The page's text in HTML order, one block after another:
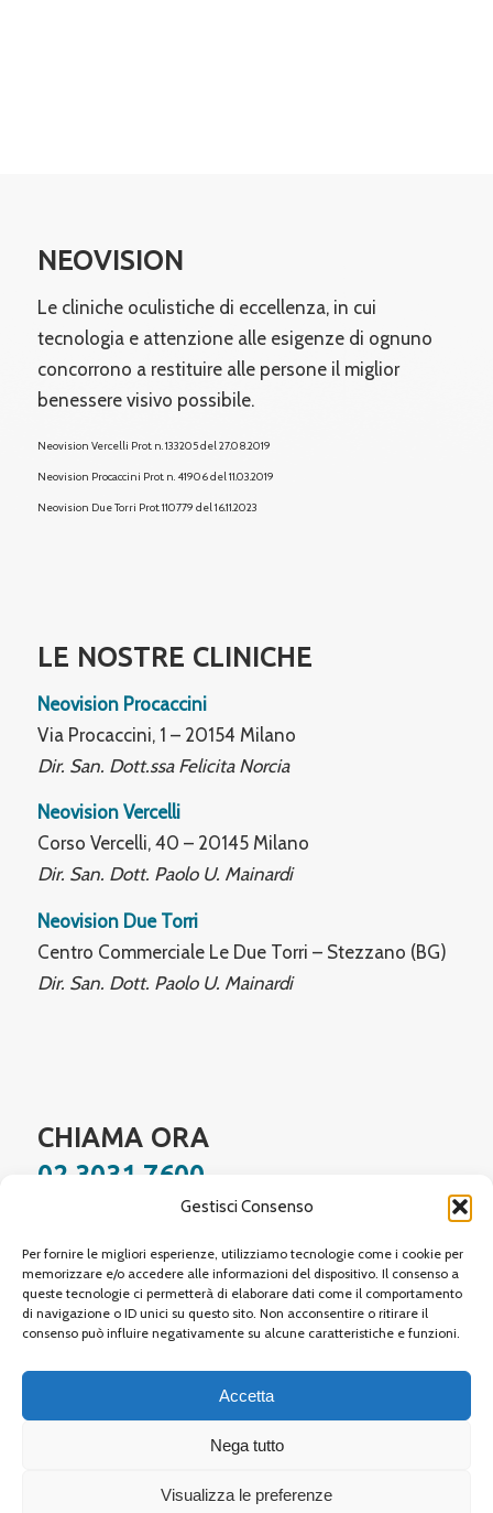
Gestisci Consenso
Per fornire le migliori esperienze, utilizziamo tecnologie come i cookie per
memorizzare e/o accedere alle informazioni del dispositivo. Il consenso a
queste tecnologie ci permetterà di elaborare dati come il comportamento
di navigazione o ID unici su questo sito. Non acconsentire o ritirare il
consenso può influire negativamente su alcune caratteristiche e funzioni.
Accetta
Nega tutto
Visualizza le preferenze
NEOVISION
Le cliniche oculistiche di eccellenza, in cui
tecnologia e attenzione alle esigenze di ognuno
concorrono a restituire alle persone il miglior
benessere visivo possibile.
Neovision Vercelli Prot. n. 133205 del 27.08.2019
Neovision Procaccini Prot. n. 41906 del 11.03.2019
Neovision Due Torri Prot. 110779 del 16.11.2023
LE NOSTRE CLINICHE
Neovision Procaccini
Via Procaccini, 1 – 20154 Milano
Dir. San. Dott.ssa Felicita Norcia
Neovision Vercelli
Corso Vercelli, 40 – 20145 Milano
Dir. San. Dott. Paolo U. Mainardi
Neovision Due Torri
Centro Commerciale Le Due Torri – Stezzano (BG)
Dir. San. Dott. Paolo U. Mainardi
CHIAMA ORA
02 3031 7600
Site protected by reCAPTCHA, Google Privacy Policy Terms of Service apply.
P.IVA 09384690963 | Rea MI 2086573